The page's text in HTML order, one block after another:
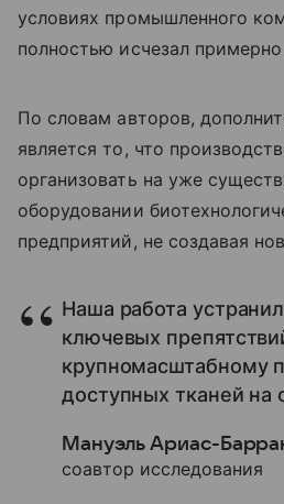
условиях промышленного
полностью исчезал
По словам авторов,
является то, что
организовать на уже
оборудовании
предприятий, не создавая
Наша работа
ключевых
крупномасштабному
доступных тканей на
Мануэль Ариас-
соавтор исследования